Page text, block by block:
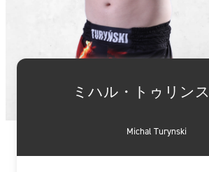
ミハル・トゥリン
Michal Turynski